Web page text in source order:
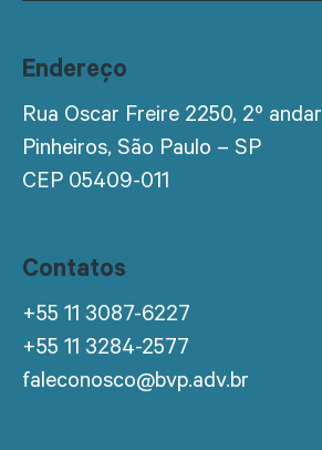
Endereço
Rua Oscar Freire 2250, 2º andar
Pinheiros, São Paulo – SP
CEP 05409-011
Contatos
+55 11 3087-6227
+55 11 3284-2577
faleconosco@bvp.adv.br